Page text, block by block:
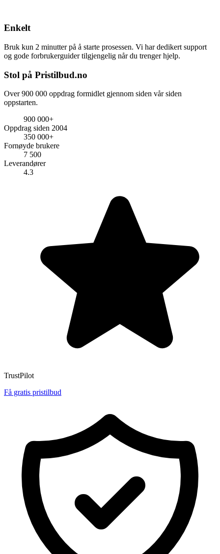
Enkelt
Bruk kun 2 minutter på å starte prosessen. Vi har dedikert support
og gode forbrukerguider tilgjengelig når du trenger hjelp.
Stol på Pristilbud.no
Over 900 000 oppdrag formidlet gjennom siden vår siden
oppstarten.
900 000+
Oppdrag siden 2004
350 000+
Fornøyde brukere
7 500
Leverandører
4.3
TrustPilot
Få gratis pristilbud